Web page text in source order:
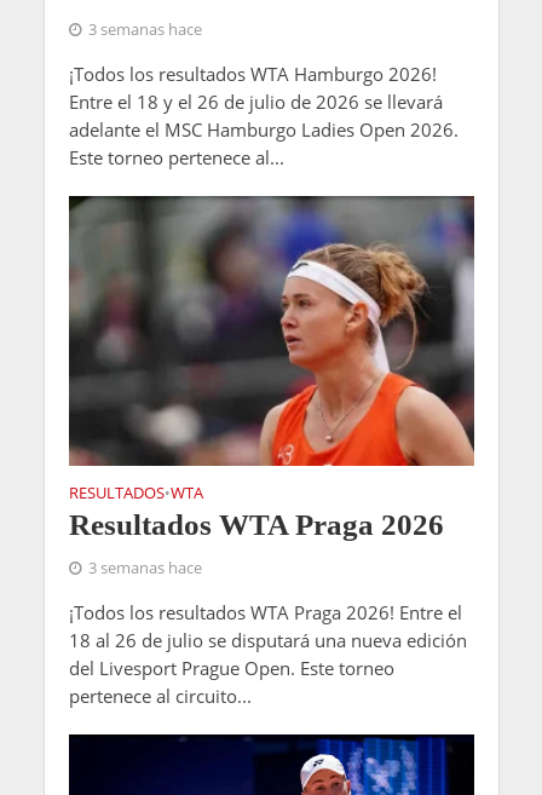
3 semanas hace
¡Todos los resultados WTA Hamburgo 2026!
Entre el 18 y el 26 de julio de 2026 se llevará
adelante el MSC Hamburgo Ladies Open 2026.
Este torneo pertenece al...
RESULTADOS•WTA
Resultados WTA Praga 2026
3 semanas hace
¡Todos los resultados WTA Praga 2026! Entre el
18 al 26 de julio se disputará una nueva edición
del Livesport Prague Open. Este torneo
pertenece al circuito...